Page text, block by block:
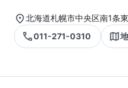
北海道札幌市中央区南1条
011-271-0310